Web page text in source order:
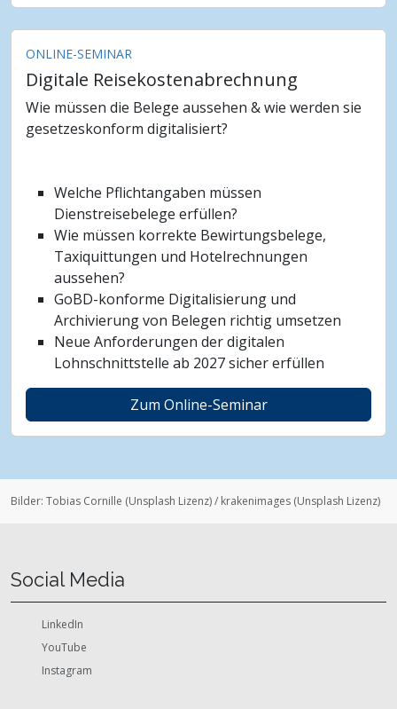
ONLINE-SEMINAR
Digitale Reisekostenabrechnung
Wie müssen die Belege aussehen & wie werden sie
gesetzeskonform digitalisiert?
Welche Pflichtangaben müssen
Dienstreisebelege erfüllen?
Wie müssen korrekte Bewirtungsbelege,
Taxiquittungen und Hotelrechnungen
aussehen?
GoBD-konforme Digitalisierung und
Archivierung von Belegen richtig umsetzen
Neue Anforderungen der digitalen
Lohnschnittstelle ab 2027 sicher erfüllen
Zum Online-Seminar
Bilder: Tobias Cornille (Unsplash Lizenz)/ krakenimages (Unsplash Lizenz)
Social Media
LinkedIn
YouTube
Instagram